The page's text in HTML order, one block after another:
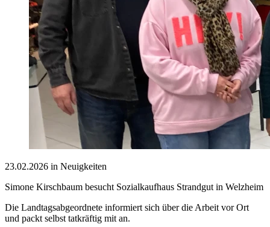
23.02.2026 in Neuigkeiten
Simone Kirschbaum besucht Sozialkaufhaus Strandgut in Welzheim
Die Landtagsabgeordnete informiert sich über die Arbeit vor Ort
und packt selbst tatkräftig mit an.